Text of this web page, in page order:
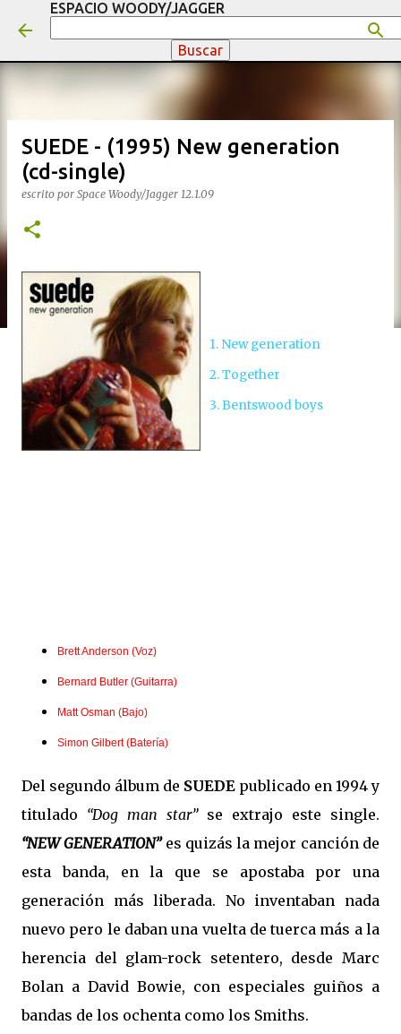
Ir al contenido principal
ESPACIO WOODY/JAGGER
SUEDE - (1995) New generation
(cd-single)
escrito por Space Woody/Jagger 12.1.09
1. New generation
2. Together
3. Bentswood boys
Brett Anderson (Voz)
Bernard Butler (Guitarra)
Matt Osman (Bajo)
Simon Gilbert (Batería)
Del segundo álbum de SUEDE publicado en 1994 y
titulado “Dog man star”se extrajo este single.
“NEW GENERATION”es quizás la mejor canción de
esta banda, en la que se apostaba por una
generación más liberada. No inventaban nada
nuevo pero le daban una vuelta de tuerca más a la
herencia del glam-rock setentero, desde Marc
Bolan a David Bowie, con especiales guiños a
bandas de los ochenta como los Smiths.